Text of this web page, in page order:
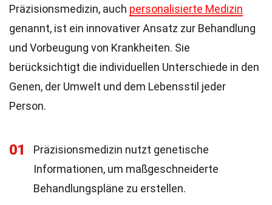
Präzisionsmedizin, auch personalisierte Medizin
genannt, ist ein innovativer Ansatz zur Behandlung
und Vorbeugung von Krankheiten. Sie
berücksichtigt die individuellen Unterschiede in den
Genen, der Umwelt und dem Lebensstil jeder
Person.
01
Präzisionsmedizin nutzt genetische
Informationen, um maßgeschneiderte
Behandlungspläne zu erstellen.